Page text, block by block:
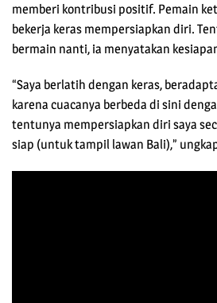
memberi kontribusi positif. Pemain
bekerja keras mempersiapkan diri.
bermain nanti, ia menyatakan
“Saya berlatih dengan keras,
karena cuacanya berbeda di sini
tentunya mempersiapkan diri saya
siap (untuk tampil lawan Bali),”